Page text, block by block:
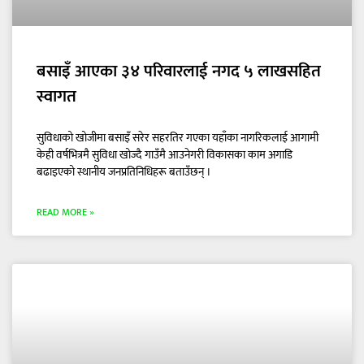
बसाइँ आएका ३४ परिवारलाई नगद ५ लाखसहित
स्वागत
सुविधाको खोजीमा बसाइँ सरेर सहरतिर गएका यहाँका नागरिकलाई आगामी
केही वर्षभित्रमै सुविधा खोज्दै गाउँमै आउनेगरी विकासका काम अगाडि
बढाइएको स्थानीय जनप्रतिनिधिहरू बताउँछन् ।
READ MORE »